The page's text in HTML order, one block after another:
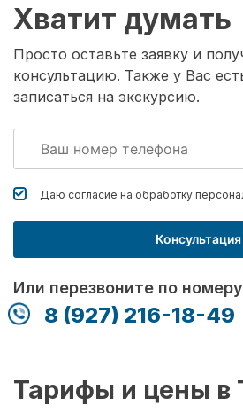
Хватит думать
Просто оставьте заявку и
консультацию. Также у Вас
записаться на экскурсию.
Даю согласие на обработку
Консультация
Или перезвоните по номеру
8 (927) 216-18-49
Тарифы и цены в